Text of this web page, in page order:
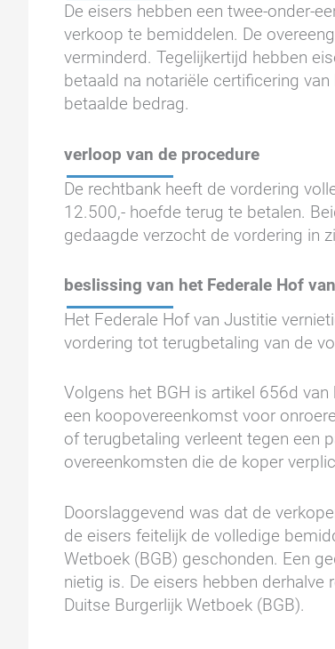
De eisers hebben een twee-onder-
verkoop te bemiddelen. De
verminderd. Tegelijkertijd hebben
betaald na notariële certificering
betaalde bedrag.
verloop van de procedure
De rechtbank heeft de vordering
12.500,- hoefde terug te betalen.
gedaagde verzocht de vordering in
beslissing van het Federale Hof
Het Federale Hof van Justitie
vordering tot terugbetaling van de
Volgens het BGH is artikel 656d
een koopovereenkomst voor
of terugbetaling verleent tegen een
overeenkomsten die de koper
Doorslaggevend was dat de
de eisers feitelijk de volledige
Wetboek (BGB) geschonden. Een
nietig is. De eisers hebben
Duitse Burgerlijk Wetboek (BGB).